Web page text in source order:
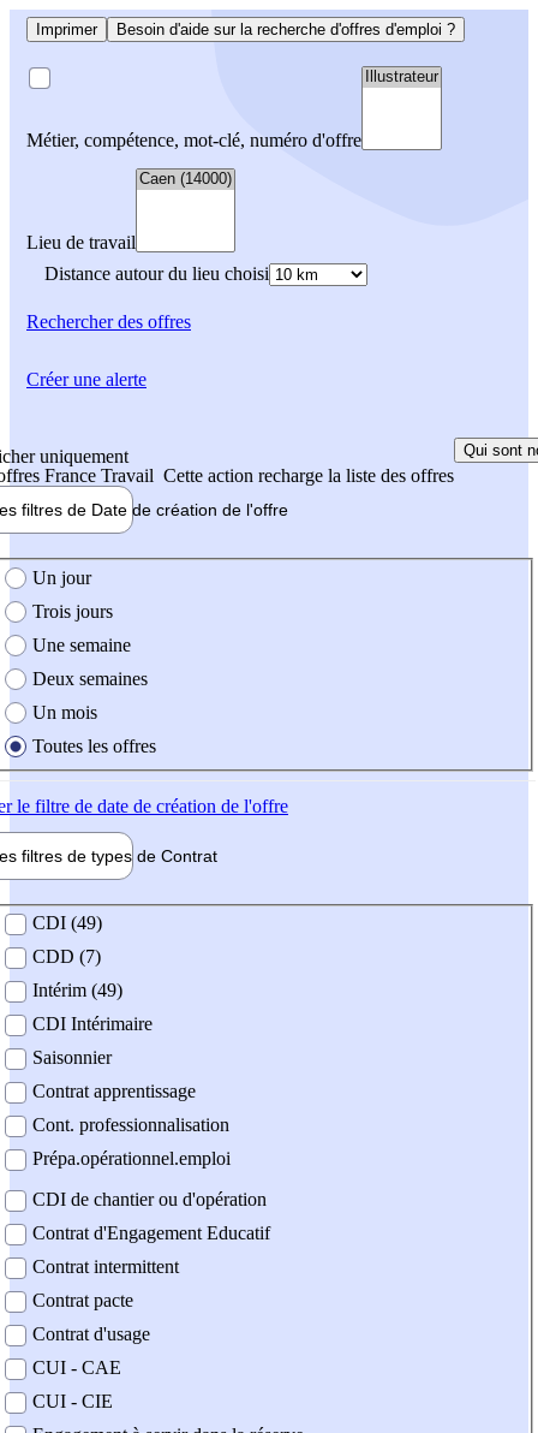
Imprimer Besoin d'aide sur la recherche d'offres d'emploi ?
Métier, compétence, mot-clé, numéro d'offre
Lieu de travail
Distance autour du lieu choisi
Rechercherdes offres
uniquement
France Travail Cette action recharge la liste des offres
Qui sont
filtres de Date de création de l'offre
création de l'offre
Un jour
Trois jours
Une semaine
Deux semaines
Un mois
Toutes les offres
le filtre de date de création de l'offre
filtres de types de Contrat
contrat
CDI (49)
CDD (7)
Intérim (49)
CDI Intérimaire
Saisonnier
Contrat apprentissage
Cont. professionnalisation
Prépa.opérationnel.emploi
CDI de chantier ou d'opération
Contrat d'Engagement Educatif
Contrat intermittent
Contrat pacte
Contrat d'usage
CUI - CAE
CUI - CIE
Créer une alerte